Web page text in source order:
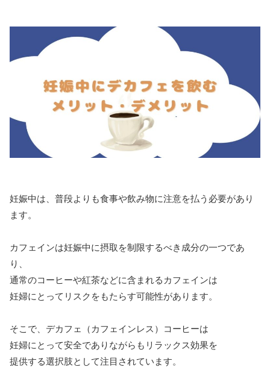
妊娠中は、普段よりも食事や飲み物に注意を払う必要があり
ます。
カフェインは妊娠中に摂取を制限するべき成分の一つであ
り、
通常のコーヒーや紅茶などに含まれるカフェインは
妊婦にとってリスクをもたらす可能性があります。
そこで、デカフェ（カフェインレス）コーヒーは
妊婦にとって安全でありながらもリラックス効果を
提供する選択肢として注目されています。